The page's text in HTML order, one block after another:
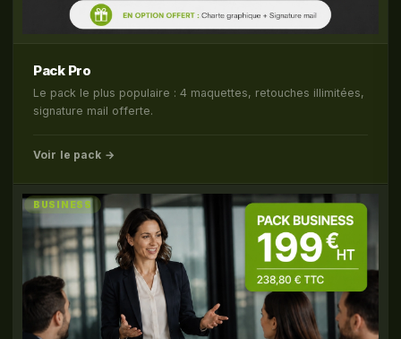
Pack Pro
Le pack le plus populaire : 4 maquettes, retouches illimitées,
signature mail offerte.
Voir le pack →
BUSINESS